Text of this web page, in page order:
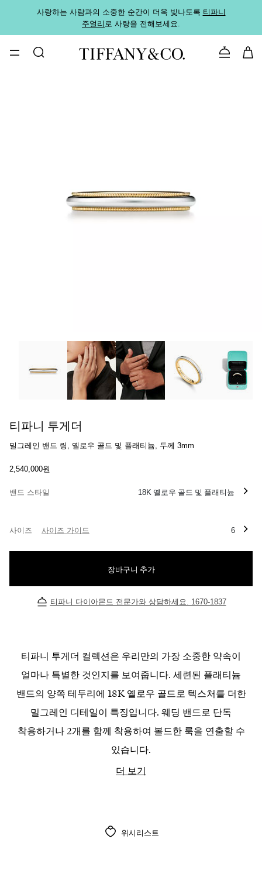
사랑하는 사람과의 소중한 순간이 더욱 빛나도록 티파니
주얼리로 사랑을 전해보세요.
문의하기
티파니 투게더:밀그레인 밴드 링, 옐로우 골드 및 플래티늄, 두
티파니 투게더
밀그레인 밴드 링, 옐로우 골드 및 플래티늄, 두께 3mm
2,540,000원
밴드 스타일 18K 옐로우 골드 및 플래티늄
사이즈 사이즈 가이드 6
장바구니 추가
티파니 다이아몬드 전문가와 상담하세요. 1670-1837
티파니 투게더 컬렉션은 우리만의 가장 소중한 약속이
얼마나 특별한 것인지를 보여줍니다. 세련된 플래티늄
밴드의 양쪽 테두리에 18K 옐로우 골드로 텍스처를 더한
밀그레인 디테일이 특징입니다. 웨딩 밴드로 단독
착용하거나 2개를 함께 착용하여 볼드한 룩을 연출할 수
있습니다.
더 보기
위시리스트